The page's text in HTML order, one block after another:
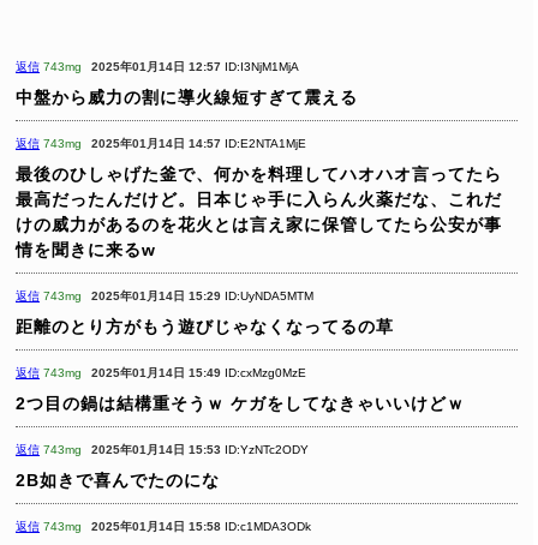
返信 743mg 2025年01月14日 12:57 ID:I3NjM1MjA
中盤から威力の割に導火線短すぎて震える
返信 743mg 2025年01月14日 14:57 ID:E2NTA1MjE
最後のひしゃげた釜で、何かを料理してハオハオ言ってたら
最高だったんだけど。日本じゃ手に入らん火薬だな、これだ
けの威力があるのを花火とは言え家に保管してたら公安が事
情を聞きに来るw
返信 743mg 2025年01月14日 15:29 ID:UyNDA5MTM
距離のとり方がもう遊びじゃなくなってるの草
返信 743mg 2025年01月14日 15:49 ID:cxMzg0MzE
2つ目の鍋は結構重そうｗ ケガをしてなきゃいいけどｗ
返信 743mg 2025年01月14日 15:53 ID:YzNTc2ODY
2B如きで喜んでたのにな
返信 743mg 2025年01月14日 15:58 ID:c1MDA3ODk